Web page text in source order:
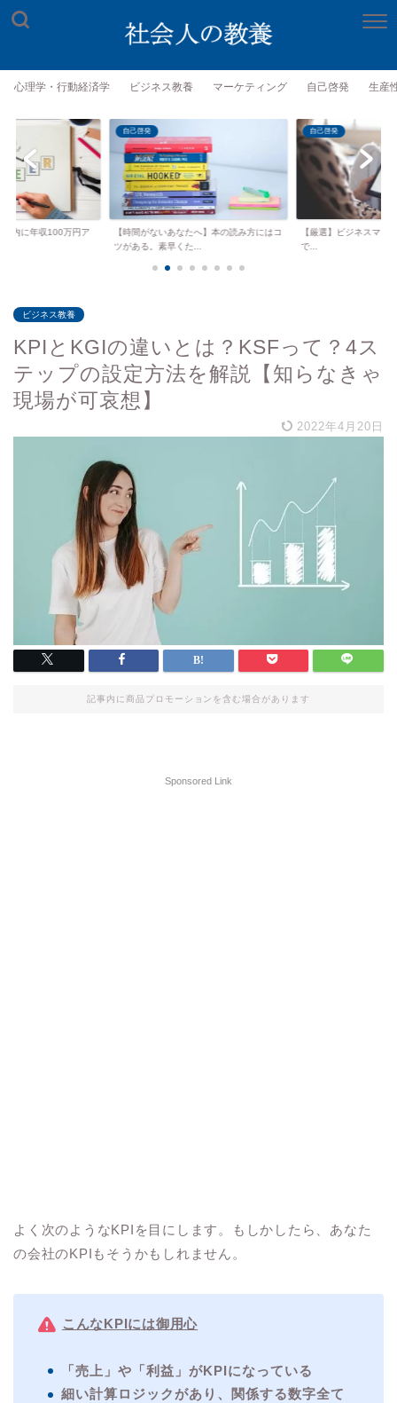
心理学・行動経済学 ビジネス教養 マーケティング 自己啓発 生産
以内に年収100万円ア
自己啓発
【時間がないあなたへ】本の読み方にはコ
ツがある。素早くた...
自己啓発
【厳選】ビジネスマン
で...
ビジネス教養
KPIとKGIの違いとは？KSFって？4ス
テップの設定方法を解説【知らなきゃ
現場が可哀想】
2022年4月20日
記事内に商品プロモーションを含む場合があります
Sponsored Link
よく次のようなKPIを目にします。もしかしたら、あなた
の会社のKPIもそうかもしれません。
こんなKPIには御用心
「売上」や「利益」がKPIになっている
細い計算ロジックがあり、関係する数字全て